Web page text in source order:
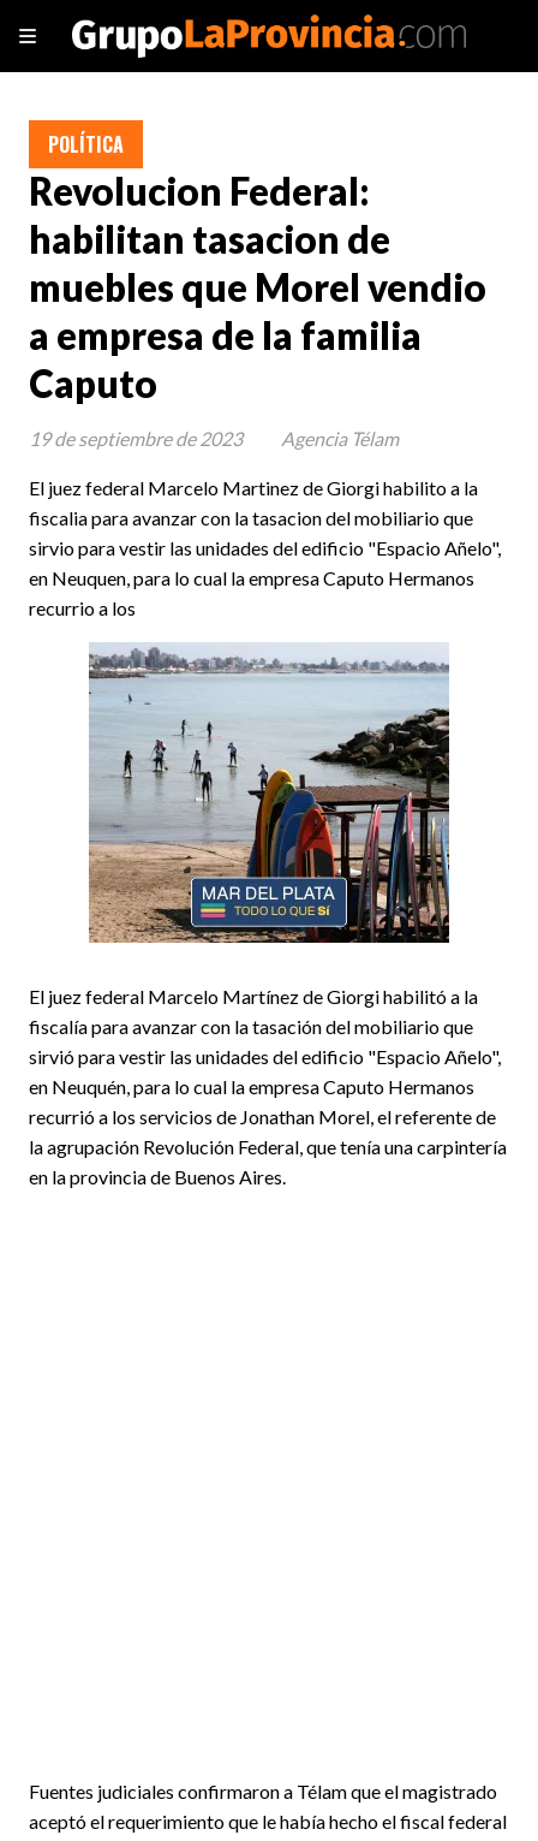
Revolucion Federal:
habilitan tasacion de
muebles que Morel vendio
a empresa de la familia
Caputo
El juez federal Marcelo Martinez de Giorgi habilito a la
fiscalia para avanzar con la tasacion del mobiliario que
sirvio para vestir las unidades del edificio "Espacio Añelo",
en Neuquen, para lo cual la empresa Caputo Hermanos
recurrio a los
POLÍTICA
19 de septiembre de 2023 Agencia Télam
El juez federal Marcelo Martínez de Giorgi habilitó a la
fiscalía para avanzar con la tasación del mobiliario que
sirvió para vestir las unidades del edificio "Espacio Añelo",
en Neuquén, para lo cual la empresa Caputo Hermanos
recurrió a los servicios de Jonathan Morel, el referente de
la agrupación Revolución Federal, que tenía una carpintería
en la provincia de Buenos Aires.
Fuentes judiciales confirmaron a Télam que el magistrado
aceptó el requerimiento que le había hecho el fiscal federal